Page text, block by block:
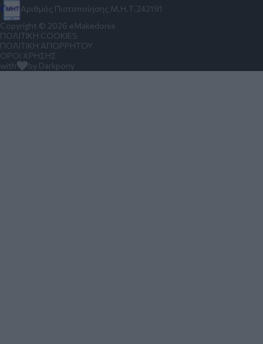
Αριθμός Πιστοποίησης Μ.Η.Τ.242191
Copyright © 2026 eMakedonia
ΠΟΛΙΤΙΚΗ COOKIES
ΠΟΛΙΤΙΚΗ ΑΠΟΡΡΗΤΟΥ
ΟΡΟΙ ΧΡΗΣΗΣ
with
by Darkpony